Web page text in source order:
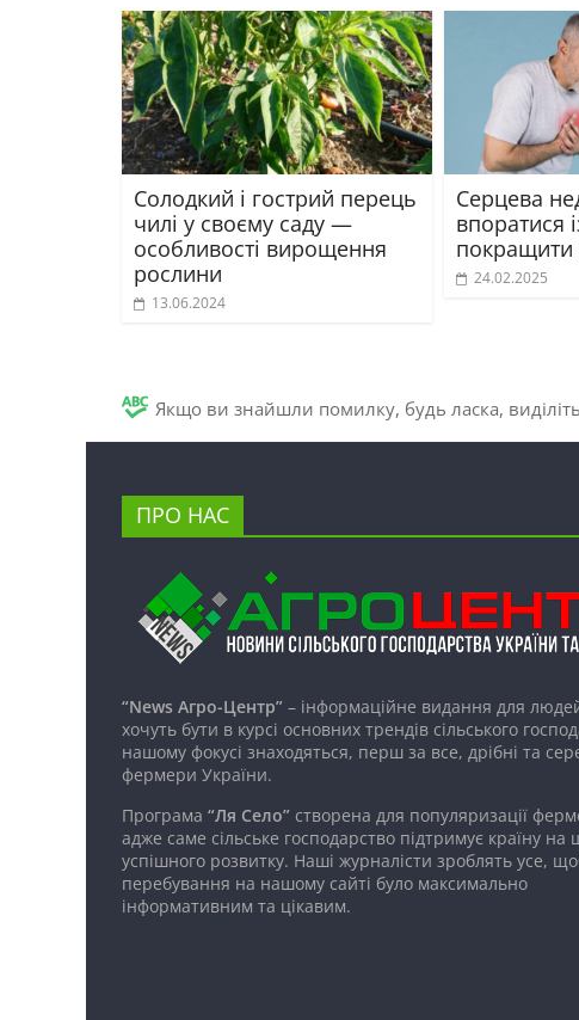
Солодкий і гострий перець
чилі у своєму саду —
особливості вирощення
рослини
13.06.2024
Серцева
впоратися
покращити
24.02.2025
Якщо ви знайшли помилку, будь ласка,
ПРО НАС
“News Агро-Центр” – інформаційне видання для
хочуть бути в курсі основних трендів сільського
нашому фокусі знаходяться, перш за все, дрібні та
фермери України.
Програма “Ля Село” створена для популяризації
адже саме сільське господарство підтримує країну на
успішного розвитку. Наші журналісти зроблять усе,
перебування на нашому сайті було максимально
інформативним та цікавим.